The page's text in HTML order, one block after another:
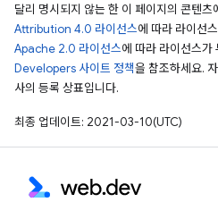
달리 명시되지 않는 한 이 페이지의 콘텐츠
Attribution 4.0 라이선스에 따라 라이선
Apache 2.0 라이선스에 따라 라이선스가
Developers 사이트 정책을 참조하세요.
사의 등록 상표입니다.
최종 업데이트: 2021-03-10(UTC)